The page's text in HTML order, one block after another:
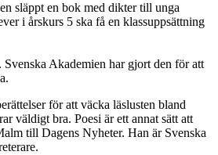
släppt en bok med dikter till unga
i årskurs 5 ska få en klassuppsättning
. Svenska Akademien har gjort den för att
för att väcka läslusten bland
väldigt bra. Poesi är ett annat sätt att
till Dagens Nyheter. Han är Svenska